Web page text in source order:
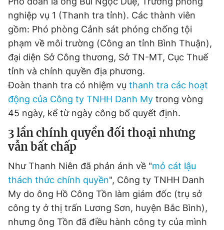
© 2003-2026 Bản quyền thuộc về Báo Thanh Niên. Cấm sao
chép dưới mọi hình thức nếu không có sự chấp thuận bằng văn
bản. Phát triển bởi ePi Technologies, JSC.
nghiệp vụ 1 (Thanh tra tỉnh). Các thành viên
gồm: Phó phòng Cảnh sát phóng chống tội
phạm về môi trường (Công an tỉnh Bình Thuận),
đại diện Sở Công thương, Sở TN-MT, Cục Thuế
tỉnh và chính quyền địa phương.
Đoàn thanh tra có nhiệm vụ thanh tra các hoạt
động của Công ty TNHH Danh My trong vòng
45 ngày, kể từ ngày công bố quyết định.
3 lần chính quyền đối thoại nhưng
vẫn bất chấp
Như Thanh Niên đã phản ánh về "mỏ cát lậu
thách thức chính quyền", Công ty TNHH Danh
My do ông Hồ Công Tồn làm giám đốc (trụ sở
công ty ở thị trấn Lương Sơn, huyện Bắc Bình),
nhưng ông Tồn đã điều hành công ty của mình